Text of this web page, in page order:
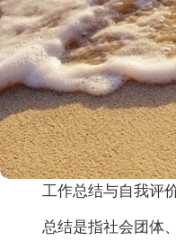
工作总结与自我评
总结是指社会团体